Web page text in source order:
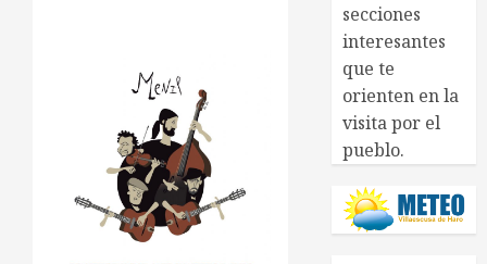
secciones
interesantes
que te
orienten en la
visita por el
pueblo.